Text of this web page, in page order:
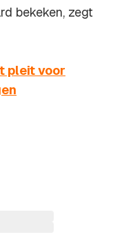
bekeken, zegt
pleit voor